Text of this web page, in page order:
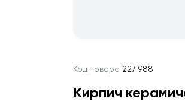
Код товара 227 988
Кирпич